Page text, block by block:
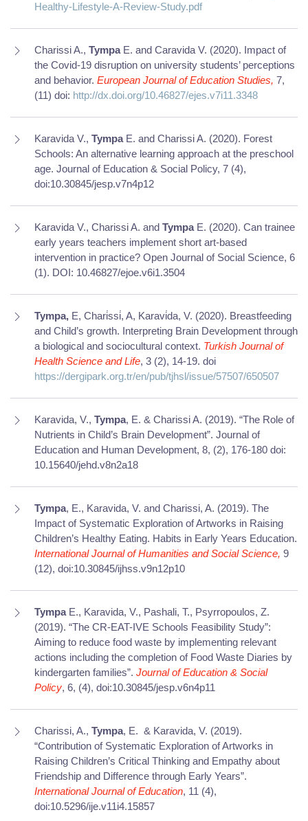
Healthy-Lifestyle-A-Review-Study.pdf
Charissi A., TympaE. and Caravida V. (2020). Impact of
the Covid-19 disruption on university students’ perceptions
and behavior. European Journal of Education Studies, 7,
(11) doi: http://dx.doi.org/10.46827/ejes.v7i11.3348
Karavida V., TympaE. and Charissi A. (2020). Forest
Schools: An alternative learning approach at the preschool
age. Journal of Education & Social Policy, 7 (4),
doi:10.30845/jesp.v7n4p12
Karavida V., Charissi A. and TympaE. (2020). Can trainee
early years teachers implement short art-based
intervention in practice? Open Journal of Social Science, 6
(1). DOI: 10.46827/ejoe.v6i1.3504
Tympa, E, Chari̇ssi̇, A, Karavi̇da, V. (2020). Breastfeeding
and Child’s growth. Interpreting Brain Development through
a biological and sociocultural context. Turkish Journal of
Health Science and Life, 3 (2), 14-19. doi
https://dergipark.org.tr/en/pub/tjhsl/issue/57507/650507
Karavida, V., Tympa, E. & Charissi A. (2019). “The Role of
Nutrients in Child’s Brain Development”. Journal of
Education and Human Development, 8, (2), 176-180 doi:
10.15640/jehd.v8n2a18
Tympa, E., Karavida, V. and Charissi, A. (2019). The
Impact of Systematic Exploration of Artworks in Raising
Children’s Healthy Eating. Habits in Early Years Education.
International Journal of Humanities and Social Science, 9
(12), doi:10.30845/ijhss.v9n12p10
TympaE., Karavida, V., Pashali, T., Psyrropoulos, Z.
(2019). “The CR-EAT-IVE Schools Feasibility Study”:
Aiming to reduce food waste by implementing relevant
actions including the completion of Food Waste Diaries by
kindergarten families”. Journal of Education & Social
Policy, 6, (4), doi:10.30845/jesp.v6n4p11
Charissi, A., Tympa, E. & Karavida, V. (2019).
“Contribution of Systematic Exploration of Artworks in
Raising Children’s Critical Thinking and Empathy about
Friendship and Difference through Early Years”.
International Journal of Education, 11 (4),
doi:10.5296/ije.v11i4.15857